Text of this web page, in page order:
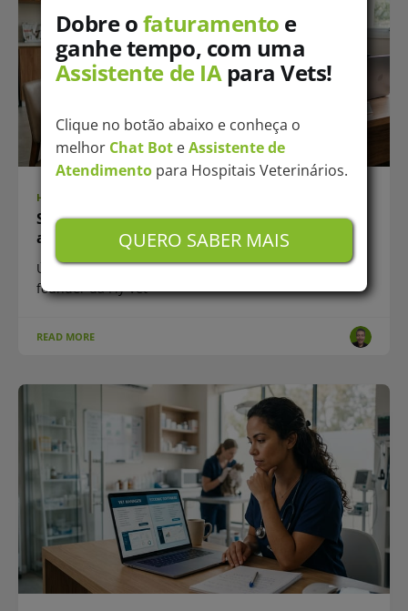
HUB-VET
SPIN Selling pra clínica veterinária: como
aplicar (com script pronto)
Última atualização: 21/05/2026 · Por Mateus Gomes,
founder da Fly Vet
READ MORE
Dobre ofaturamento e
ganhe tempo, com uma
Assistente de IApara Vets!
Clique no botão abaixo e conheça o
melhor Chat BoteAssistente de
Atendimentopara Hospitais Veterinários.
QUERO SABER MAIS